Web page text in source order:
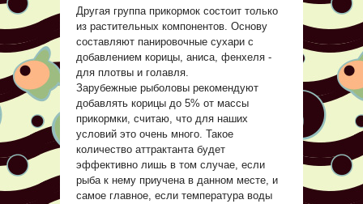
Другая группа прикормок состоит только
из растительных компонентов. Основу
составляют панировочные сухари с
добавлением корицы, аниса, фенхеля -
для плотвы и голавля.
Зарубежные рыболовы рекомендуют
добавлять корицы до 5% от массы
прикормки, считаю, что для наших
условий это очень много. Такое
количество аттрактанта будет
эффективно лишь в том случае, если
рыба к нему приучена в данном месте, и
самое главное, если температура воды